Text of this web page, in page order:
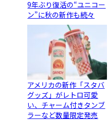
9年ぶり復活の“ユニコー
ン”に秋の新作も続々
アメリカの新作「スタバ
グッズ」がレトロ可愛
い、チャーム付きタンブ
ラーなど数量限定発売